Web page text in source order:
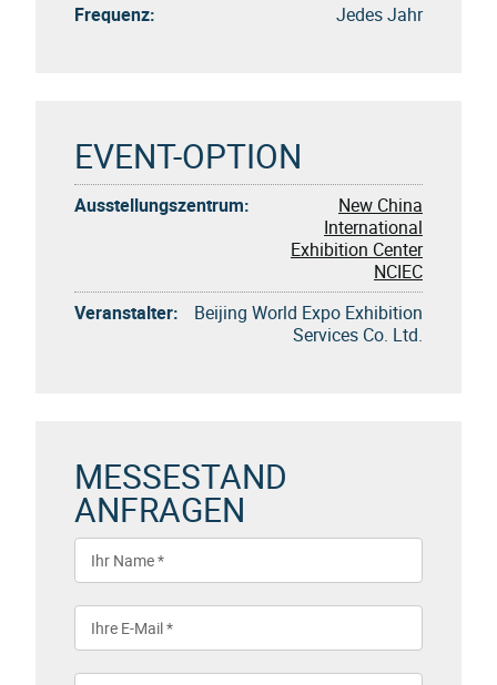
Frequenz:
Jedes Jahr
EVENT-OPTION
Ausstellungszentrum:
New China
International
Exhibition Center
NCIEC
Veranstalter:
Beijing World Expo Exhibition
Services Co. Ltd.
MESSESTAND
ANFRAGEN